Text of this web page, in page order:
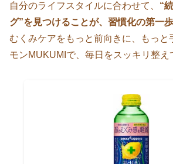
自分のライフスタイルに合わせて、 “
グ”を見つけることが、習慣化の第一歩
むくみケアをもっと前向きに、もっと
モンMUKUMIで、毎日をスッキリ整え